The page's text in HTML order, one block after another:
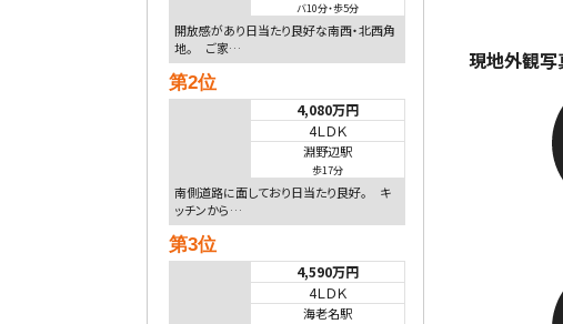
バ10分・歩5分
開放感があり日当たり良好な南西・北西角
地。 ご家…
第2位
4,080万円
4ＬＤＫ
淵野辺駅
歩17分
南側道路に面しており日当たり良好。 キ
ッチンから…
第3位
4,590万円
4ＬＤＫ
海老名駅
現地外観写